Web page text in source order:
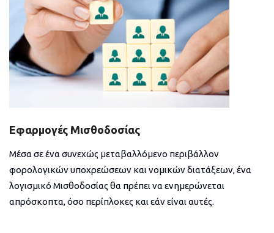
Εφαρμογές Μισθοδοσίας
Μέσα σε ένα συνεχώς μεταβαλλόμενο περιβάλλον
φορολογικών υποχρεώσεων και νομικών διατάξεων, ένα
λογισμικό Μισθοδοσίας θα πρέπει να ενημερώνεται
απρόσκοπτα, όσο περίπλοκες και εάν είναι αυτές.